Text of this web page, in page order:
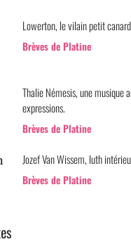
Lowerton, le vilain petit
Brèves de Platine
Thalie Némesis, une musique
expressions.
Brèves de Platine
Jozef Van Wissem, luth
Brèves de Platine